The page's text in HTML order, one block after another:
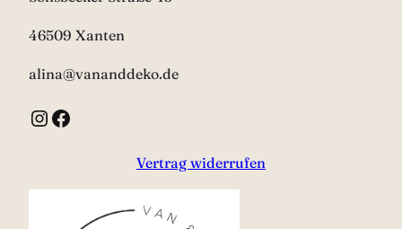
46509 Xanten
alina@vananddeko.de
InstagramFacebook
Vertrag widerrufen